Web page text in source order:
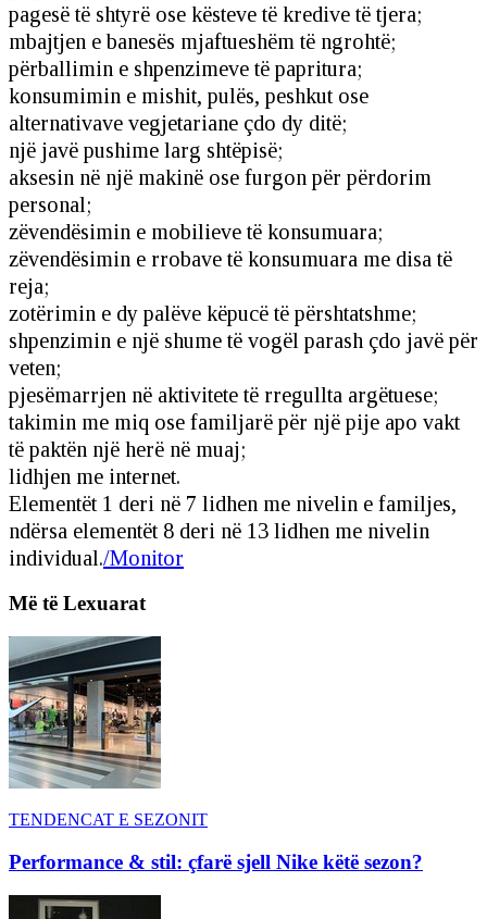
pagesë të shtyrë ose kësteve të kredive të tjera;
mbajtjen e banesës mjaftueshëm të ngrohtë;
përballimin e shpenzimeve të papritura;
konsumimin e mishit, pulës, peshkut ose
alternativave vegjetariane çdo dy ditë;
një javë pushime larg shtëpisë;
aksesin në një makinë ose furgon për përdorim
personal;
zëvendësimin e mobilieve të konsumuara;
zëvendësimin e rrobave të konsumuara me disa të
reja;
zotërimin e dy palëve këpucë të përshtatshme;
shpenzimin e një shume të vogël parash çdo javë për
veten;
pjesëmarrjen në aktivitete të rregullta argëtuese;
takimin me miq ose familjarë për një pije apo vakt
të paktën një herë në muaj;
lidhjen me internet.
Elementët 1 deri në 7 lidhen me nivelin e familjes,
ndërsa elementët 8 deri në 13 lidhen me nivelin
individual./Monitor
Më të Lexuarat
TENDENCAT E SEZONIT
Performance & stil: çfarë sjell Nike këtë sezon?